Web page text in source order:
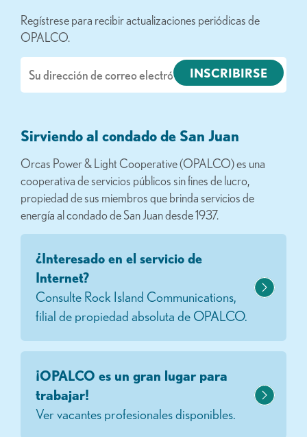
Regístrese para recibir actualizaciones periódicas de
OPALCO.
electrónico
Sirviendo al condado de San Juan
Orcas Power & Light Cooperative (OPALCO) es una
cooperativa de servicios públicos sin fines de lucro,
propiedad de sus miembros que brinda servicios de
energía al condado de San Juan desde 1937.
¿Interesado en el servicio de
Internet?
Consulte Rock Island Communications,
filial de propiedad absoluta de OPALCO.
¡OPALCO es un gran lugar para
trabajar!
Ver vacantes profesionales disponibles.